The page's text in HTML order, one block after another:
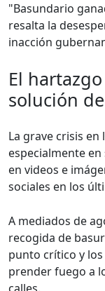
"Basundario
resalta la
inacción
El
solución
La grave crisis en
especialmente
en videos e
sociales en los
A mediados de
recogida de
punto crítico y
prender fuego a